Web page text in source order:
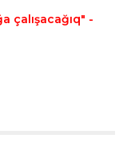
çalışacağıq" -